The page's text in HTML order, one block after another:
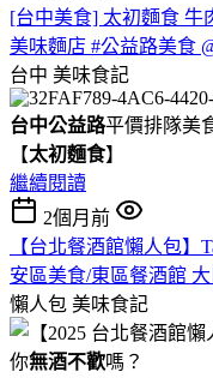
[台中美食] 太初麵食 牛
美味麵店 #公益路美食
台中 美味食記
台中公益路平價排隊美
【太初麵食】
繼續閱讀
2個月前
【台北餐酒館懶人包】
安區美食/東區餐酒館
懶人包 美味食記
你無酒不歡嗎？